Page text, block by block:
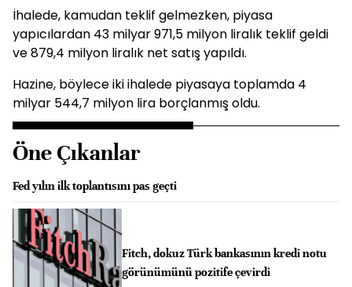
İhalede, kamudan teklif gelmezken, piyasa
yapıcılardan 43 milyar 971,5 milyon liralık teklif geldi
ve 879,4 milyon liralık net satış yapıldı.
Hazine, böylece iki ihalede piyasaya toplamda 4
milyar 544,7 milyon lira borçlanmış oldu.
Öne Çıkanlar
Fed yılın ilk toplantısını pas geçti
Fitch, dokuz Türk bankasının kredi notu
görünümünü pozitife çevirdi